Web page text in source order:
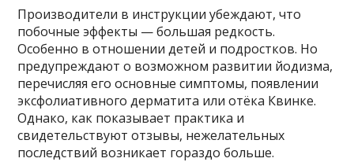
Производители в инструкции убеждают, что
побочные эффекты — большая редкость.
Особенно в отношении детей и подростков. Но
предупреждают о возможном развитии йодизма,
перечисляя его основные симптомы, появлении
эксфолиативного дерматита или отёка Квинке.
Однако, как показывает практика и
свидетельствуют отзывы, нежелательных
последствий возникает гораздо больше.